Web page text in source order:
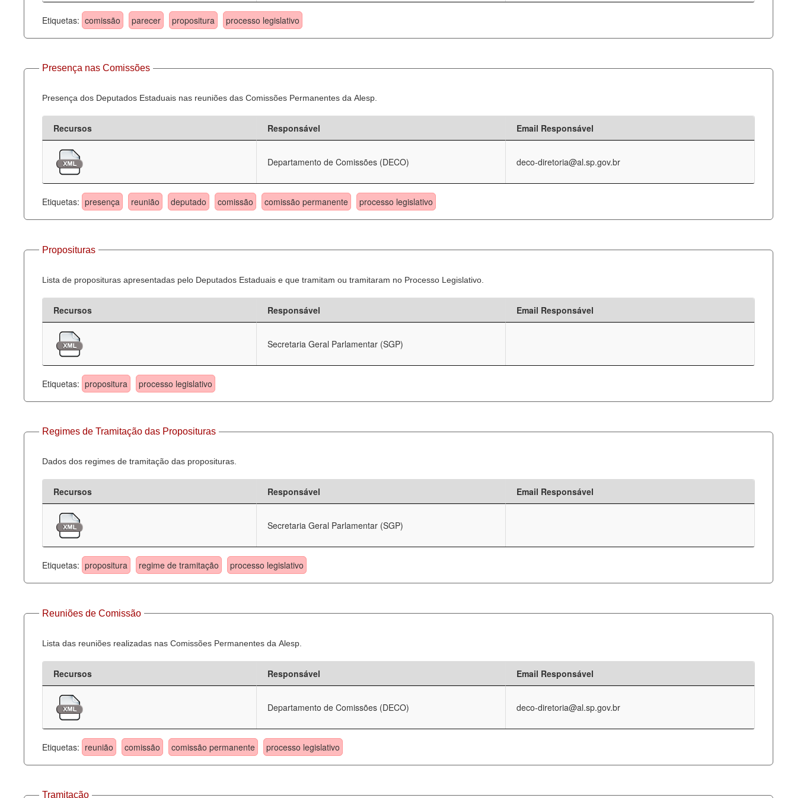
Etiquetas: comissão parecer propositura processo legislativo
Presença nas Comissões
Presença dos Deputados Estaduais nas reuniões das Comissões Permanentes da Alesp.
Recursos Responsável Email Responsável
Departamento de Comissões (DECO) deco-diretoria@al.sp.gov.br
Etiquetas: presença reunião deputado comissão comissão permanente processo legislativo
Proposituras
Lista de proposituras apresentadas pelo Deputados Estaduais e que tramitam ou tramitaram no Processo Legislativo.
Recursos Responsável Email Responsável
Secretaria Geral Parlamentar (SGP)
Etiquetas: propositura processo legislativo
Regimes de Tramitação das Proposituras
Dados dos regimes de tramitação das proposituras.
Recursos Responsável Email Responsável
Secretaria Geral Parlamentar (SGP)
Etiquetas: propositura regime de tramitação processo legislativo
Reuniões de Comissão
Lista das reuniões realizadas nas Comissões Permanentes da Alesp.
Recursos Responsável Email Responsável
Departamento de Comissões (DECO) deco-diretoria@al.sp.gov.br
Etiquetas: reunião comissão comissão permanente processo legislativo
Tramitação